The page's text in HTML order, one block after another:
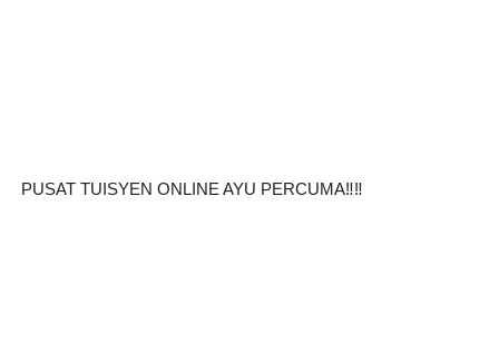
PUSAT TUISYEN ONLINE AYU PERCUMA‼️‼️